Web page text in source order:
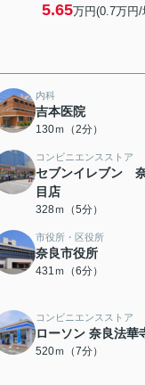
5.65万円(0.7万円/
内科
吉本医院
130ｍ（2分）
コンビニエンスストア
セブンイレブン
目店
328ｍ（5分）
市役所・区役所
奈良市役所
431ｍ（6分）
コンビニエンスストア
ローソン 奈良法華
520ｍ（7分）